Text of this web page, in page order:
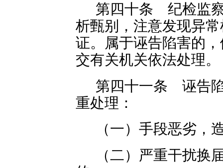
第四十条 纪检监
析甄别，注意发现异
证。属于诬告陷害的
交有关机关依法处理。
第四十一条 诬告
重处理：
（一）手段恶劣，
（二）严重干扰换